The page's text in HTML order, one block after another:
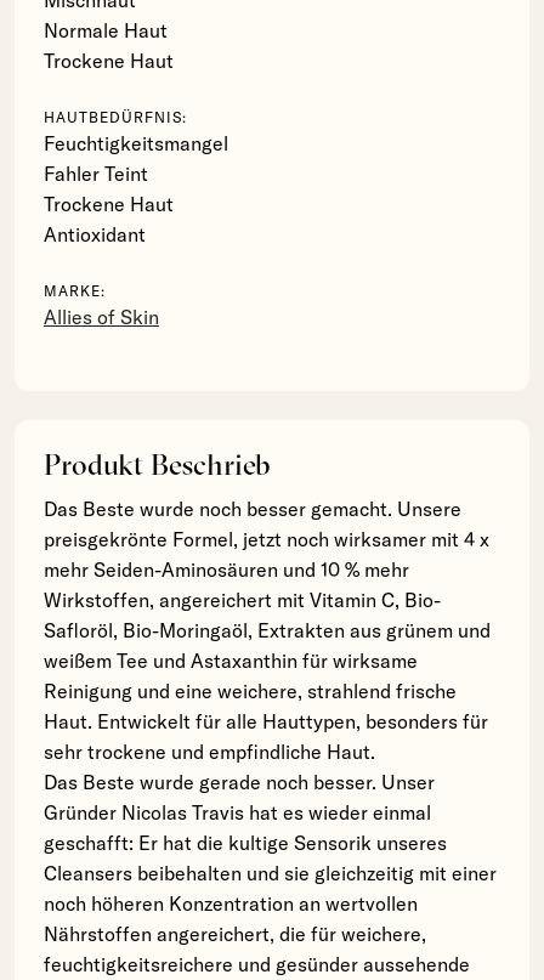
Normale Haut
Trockene Haut
HAUTBEDÜRFNIS:
Feuchtigkeitsmangel
Fahler Teint
Trockene Haut
Antioxidant
MARKE:
Allies of Skin
Produkt Beschrieb
Das Beste wurde noch besser gemacht. Unsere
preisgekrönte Formel, jetzt noch wirksamer mit 4 x
mehr Seiden-Aminosäuren und 10 % mehr
Wirkstoffen, angereichert mit Vitamin C, Bio-
Safloröl, Bio-Moringaöl, Extrakten aus grünem und
weißem Tee und Astaxanthin für wirksame
Reinigung und eine weichere, strahlend frische
Haut. Entwickelt für alle Hauttypen, besonders für
sehr trockene und empfindliche Haut.
Das Beste wurde gerade noch besser. Unser
Gründer Nicolas Travis hat es wieder einmal
geschafft: Er hat die kultige Sensorik unseres
Cleansers beibehalten und sie gleichzeitig mit einer
noch höheren Konzentration an wertvollen
Nährstoffen angereichert, die für weichere,
feuchtigkeitsreichere und gesünder aussehende